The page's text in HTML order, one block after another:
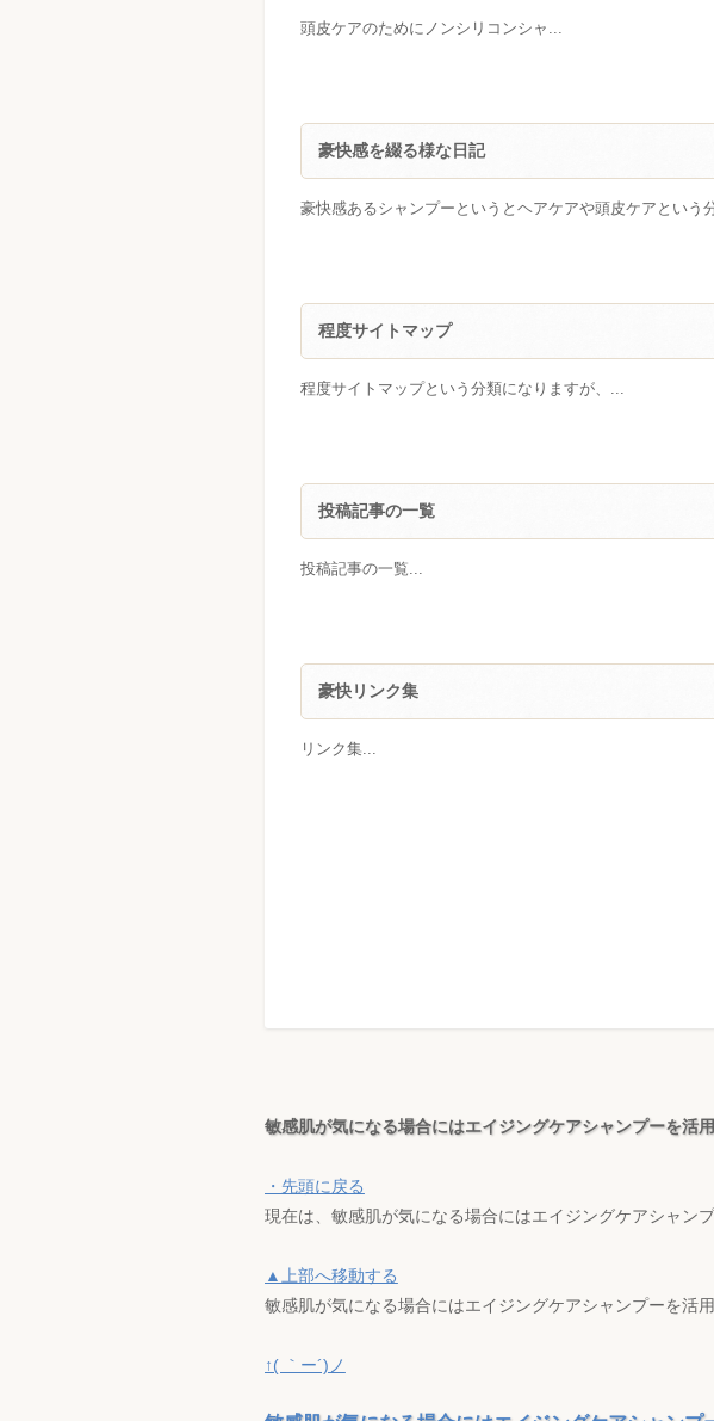
頭皮ケアのためにノンシリコンシャ...
豪快感を綴る様な日記
豪快感あるシャンプーというとヘアケアや頭皮ケアとい
程度サイトマップ
程度サイトマップという分類になりますが、...
投稿記事の一覧
投稿記事の一覧...
豪快リンク集
リンク集...
敏感肌が気になる場合にはエイジングケアシャンプーを活
・先頭に戻る
現在は、敏感肌が気になる場合にはエイジングケアシャン
▲上部へ移動する
敏感肌が気になる場合にはエイジングケアシャンプーを活
↑( ｀ー´)ノ